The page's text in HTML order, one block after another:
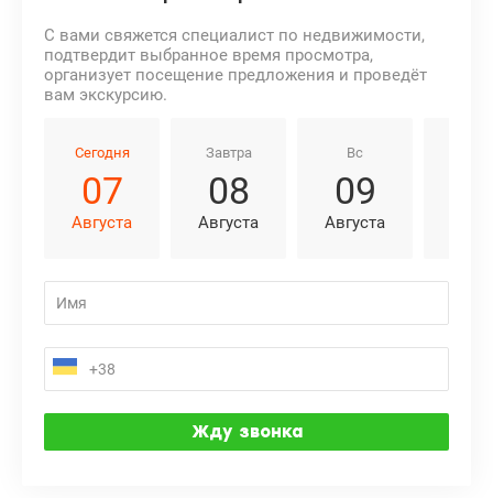
С вами свяжется специалист по недвижимости,
подтвердит выбранное время просмотра,
организует посещение предложения и проведёт
вам экскурсию.
Сегодня
07
Августа
Завтра
08
Августа
Вс
09
Августа